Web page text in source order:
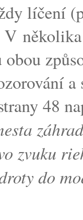
líčení
obou
48
zvuku
do